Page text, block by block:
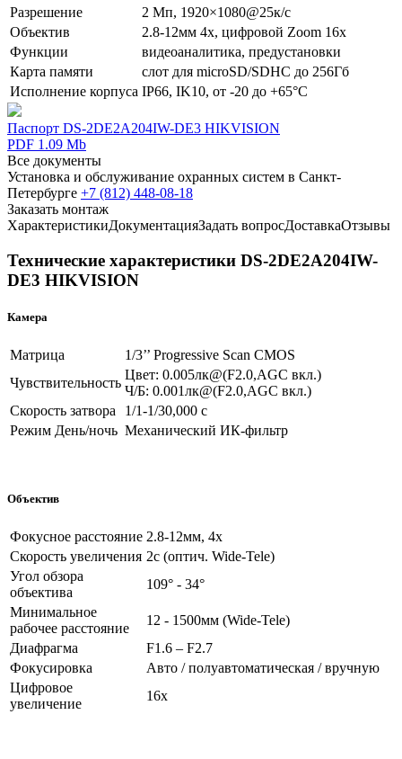
Разрешение
2 Мп, 1920×1080@25к/с
Объектив
2.8-12мм 4х, цифровой Zoom 16x
Функции
видеоаналитика, предустановки
Карта памяти
слот для microSD/SDHC до 256Гб
Исполнение корпуса IP66, IK10, от -20 до +65°C
Паспорт DS-2DE2A204IW-DE3 HIKVISION
PDF 1.09 Mb
Все документы
Установка и обслуживание охранных систем в Санкт-
Петербурге +7 (812) 448-08-18
Заказать монтаж
ХарактеристикиДокументацияЗадать вопросДоставкаОтзывы
Технические характеристики DS-2DE2A204IW-
DE3 HIKVISION
Камера
Матрица
1/3’’ Progressive Scan CMOS
Чувствительность
Цвет: 0.005лк@(F2.0,AGC вкл.)
Ч/Б: 0.001лк@(F2.0,AGC вкл.)
Скорость затвора
1/1-1/30,000 с
Режим День/ночь Механический ИК-фильтр
Объектив
Фокусное расстояние 2.8-12мм, 4х
Скорость увеличения 2с (оптич. Wide-Tele)
Угол обзора
объектива
109° - 34°
Минимальное
рабочее расстояние
12 - 1500мм (Wide-Tele)
Диафрагма
F1.6 – F2.7
Фокусировка
Авто / полуавтоматическая / вручную
Цифровое
увеличение
16х